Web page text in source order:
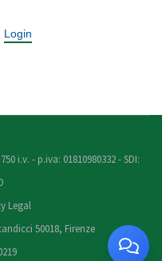
Login
i.v. - p.iva: 01810980332 - SDI:
Legal
50018, Firenze